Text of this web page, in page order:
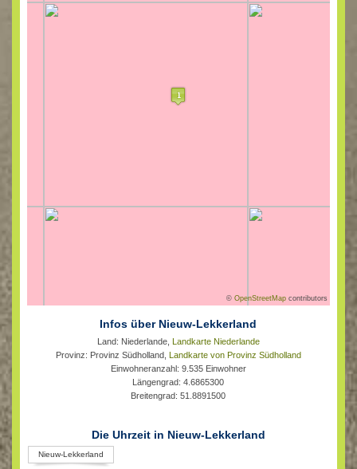
©OpenStreetMap contributors
Infos über Nieuw-Lekkerland
Land: Niederlande, Landkarte Niederlande
Provinz: Provinz Südholland, Landkarte von Provinz Südholland
Einwohneranzahl: 9.535 Einwohner
Längengrad: 4.6865300
Breitengrad: 51.8891500
Die Uhrzeit in Nieuw-Lekkerland
Nieuw-Lekkerland